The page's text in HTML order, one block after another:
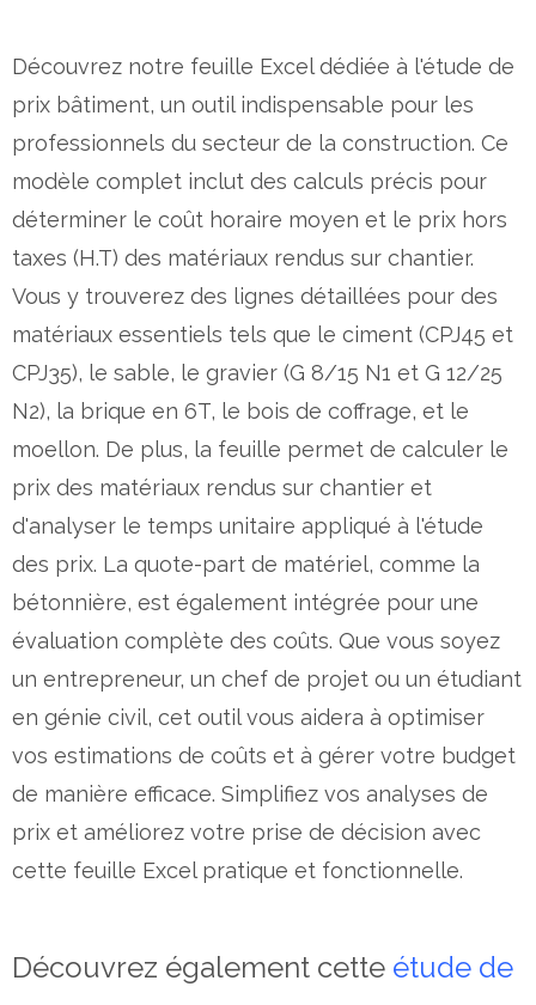
Découvrez notre feuille Excel dédiée à l'étude de
prix bâtiment, un outil indispensable pour les
professionnels du secteur de la construction. Ce
modèle complet inclut des calculs précis pour
déterminer le coût horaire moyen et le prix hors
taxes (H.T) des matériaux rendus sur chantier.
Vous y trouverez des lignes détaillées pour des
matériaux essentiels tels que le ciment (CPJ45 et
CPJ35), le sable, le gravier (G 8/15 N1 et G 12/25
N2), la brique en 6T, le bois de coffrage, et le
moellon. De plus, la feuille permet de calculer le
prix des matériaux rendus sur chantier et
d'analyser le temps unitaire appliqué à l'étude
des prix. La quote-part de matériel, comme la
bétonnière, est également intégrée pour une
évaluation complète des coûts. Que vous soyez
un entrepreneur, un chef de projet ou un étudiant
en génie civil, cet outil vous aidera à optimiser
vos estimations de coûts et à gérer votre budget
de manière efficace. Simplifiez vos analyses de
prix et améliorez votre prise de décision avec
cette feuille Excel pratique et fonctionnelle.
Découvrez également cette étude de